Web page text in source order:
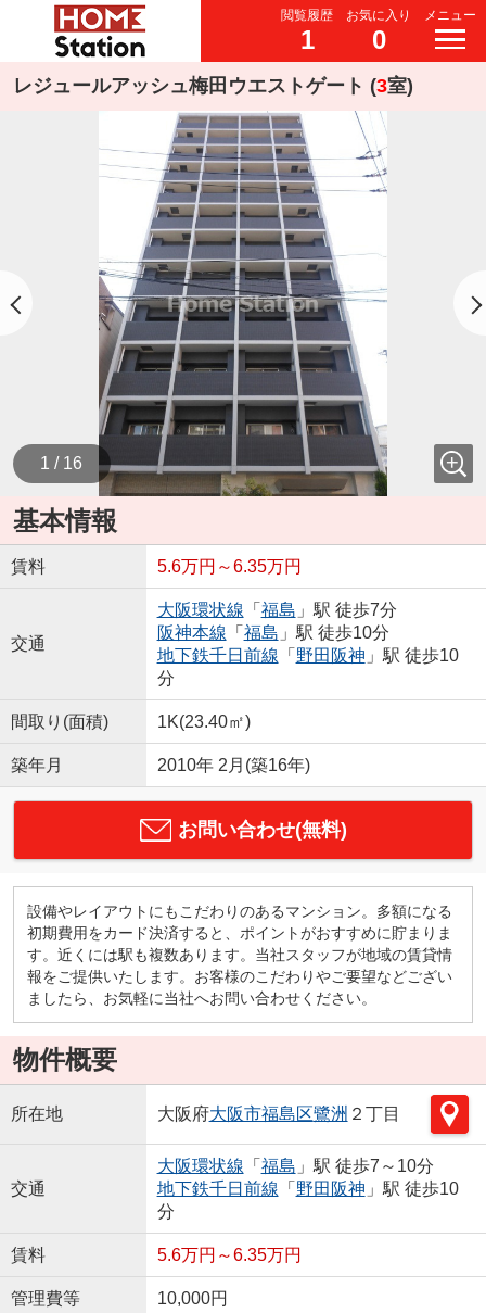
閲覧履歴
1
お気に入り
0
メニュー
レジュールアッシュ梅田ウエストゲート (3室)
1 / 16
基本情報
賃料 5.6万円～6.35万円
交通
大阪環状線 「 福島 」駅 徒歩7分
阪神本線 「 福島 」駅 徒歩10分
地下鉄千日前線 「 野田阪神 」駅 徒歩10
分
間取り(面積) 1K(23.40㎡)
築年月 2010年 2月(築16年)
お問い合わせ(無料)
設備やレイアウトにもこだわりのあるマンション。多額になる
初期費用をカード決済すると、ポイントがおすすめに貯まりま
す。近くには駅も複数あります。当社スタッフが地域の賃貸情
報をご提供いたします。お客様のこだわりやご要望などござい
ましたら、お気軽に当社へお問い合わせください。
物件概要
所在地 大阪府大阪市福島区鷺洲 ２丁目
交通
大阪環状線 「 福島 」駅 徒歩7～10分
地下鉄千日前線 「 野田阪神 」駅 徒歩10
分
賃料 5.6万円～6.35万円
管理費等 10,000円